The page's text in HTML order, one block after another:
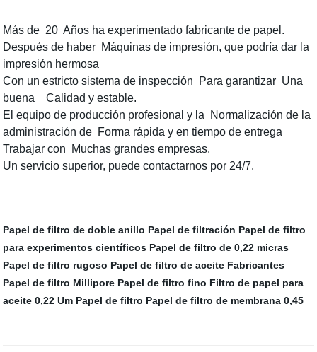
Más de 20 Años ha experimentado fabricante de papel.
Después de haber Máquinas de impresión, que podría dar la
impresión hermosa
Con un estricto sistema de inspección Para garantizar Una
buena Calidad y estable.
El equipo de producción profesional y la Normalización de la
administración de Forma rápida y en tiempo de entrega
Trabajar con Muchas grandes empresas.
Un servicio superior, puede contactarnos por 24/7.
Papel de filtro de doble anillo Papel de filtración Papel de filtro
para experimentos científicos Papel de filtro de 0,22 micras
Papel de filtro rugoso Papel de filtro de aceite Fabricantes
Papel de filtro Millipore Papel de filtro fino Filtro de papel para
aceite 0,22 Um Papel de filtro Papel de filtro de membrana 0,45